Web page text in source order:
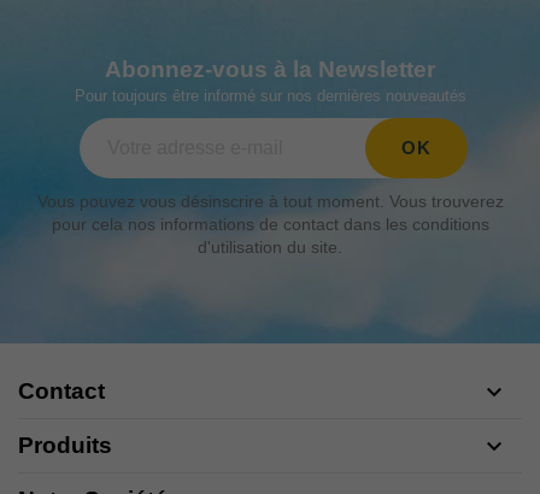
Abonnez-vous à la Newsletter
Pour toujours être informé sur nos dernières nouveautés
Vous pouvez vous désinscrire à tout moment. Vous trouverez
pour cela nos informations de contact dans les conditions
d'utilisation du site.
Contact 
Produits 